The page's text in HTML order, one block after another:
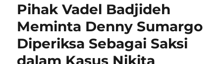
Pihak Vadel Badjideh
Meminta Denny Sumargo
Diperiksa Sebagai Saksi
dalam Kasus Nikita